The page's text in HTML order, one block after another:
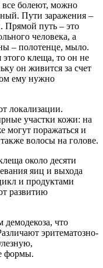
болеют, можно
Пути заражения –
Прямой путь – это
человека, а
– полотенце, мыло.
клеща, то он не
он живится за счет
ему нужно
локализации.
участки кожи: на
могут поражаться и
волосы на голове.
около десяти
яиц и выхода
и продуктами
развитию
что
эритематозно-
формы.